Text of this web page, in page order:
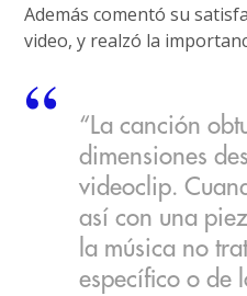
Además comentó su
video, y realzó la
“La canción
dimensiones
videoclip.
así con una
la música no
específico o de